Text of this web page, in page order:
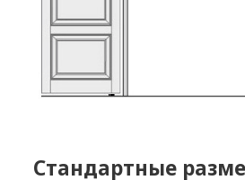
Стандартные